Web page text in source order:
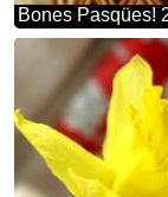
Bones Pasqües!